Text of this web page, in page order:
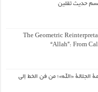
حدیث ثقلین
The Geometric
“Allah”: From
الجلالة «الله»؛ من فن الخط إلى